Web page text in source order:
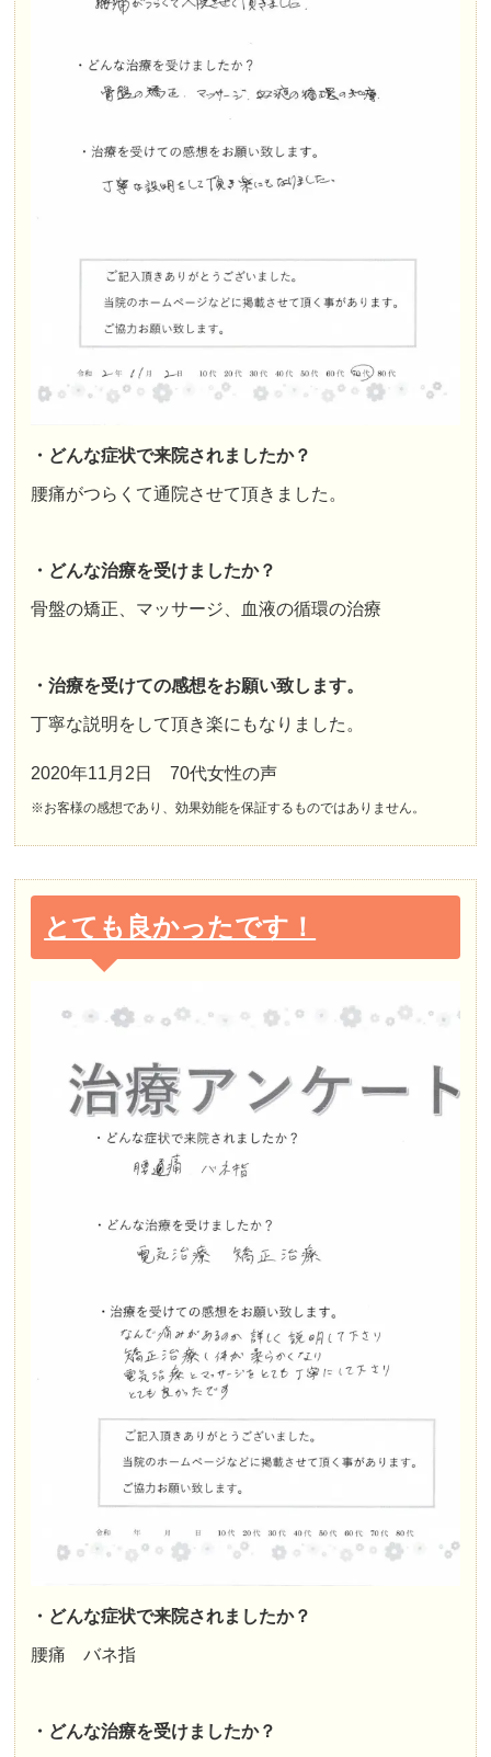
・どんな症状で来院されましたか？
腰痛がつらくて通院させて頂きました。
・どんな治療を受けましたか？
骨盤の矯正、マッサージ、血液の循環の治療
・治療を受けての感想をお願い致します。
丁寧な説明をして頂き楽にもなりました。
2020年11月2日 70代女性の声
※お客様の感想であり、効果効能を保証するものではありません。
とても良かったです！
・どんな症状で来院されましたか？
腰痛 バネ指
・どんな治療を受けましたか？